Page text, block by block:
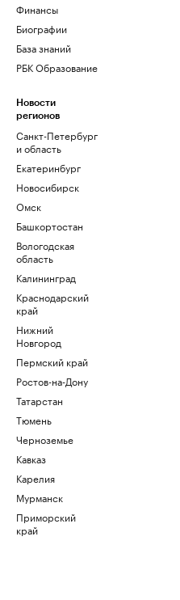
Финансы
Биографии
База знаний
РБК Образование
Новости
регионов
Санкт-Петербург
и область
Екатеринбург
Новосибирск
Омск
Башкортостан
Вологодская
область
Калининград
Краснодарский
край
Нижний
Новгород
Пермский край
Ростов-на-Дону
Татарстан
Тюмень
Черноземье
Кавказ
Карелия
Мурманск
Приморский
край